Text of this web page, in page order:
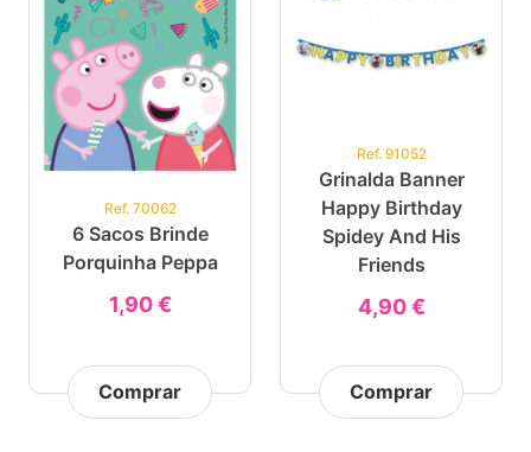
Ref. 70062
6 Sacos Brinde
Porquinha Peppa
1,90 €
Comprar
Ref. 91052
Grinalda Banner
Happy Birthday
Spidey And His
Friends
4,90 €
Comprar